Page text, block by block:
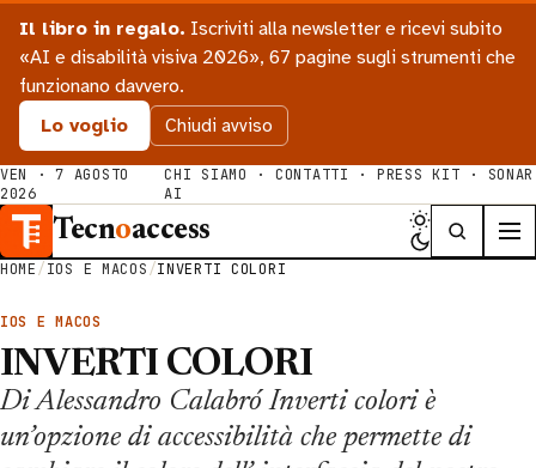
Il libro in regalo. Iscriviti alla newsletter e ricevi subito
«AI e disabilità visiva 2026», 67 pagine sugli strumenti che
funzionano davvero.
Lo voglio
Chiudi avviso
VEN · 7 AGOSTO
2026
CHI SIAMO · CONTATTI · PRESS KIT · SONAR
AI
Tecnoaccess
HOME/IOS E MACOS/INVERTI COLORI
IOS E MACOS
INVERTI COLORI
Di Alessandro Calabró Inverti colori è
un’opzione di accessibilità che permette di